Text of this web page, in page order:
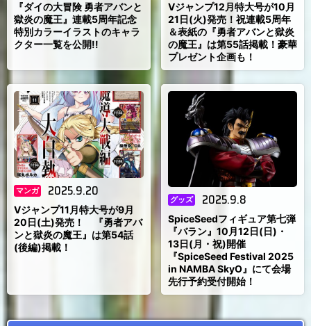
『ダイの大冒険 勇者アバンと
獄炎の魔王』連載5周年記念
特別カラーイラストのキャラ
クター一覧を公開!!
Vジャンプ12月特大号が10月
21日(火)発売！祝連載5周年
＆表紙の『勇者アバンと獄炎
の魔王』は第55話掲載！豪華
プレゼント企画も！
マンガ 2025.9.20
Vジャンプ11月特大号が9月
20日(土)発売！ 『勇者アバ
ンと獄炎の魔王』は第54話
(後編)掲載！
グッズ 2025.9.8
SpiceSeedフィギュア第七弾
『バラン』10月12日(日)・
13日(月・祝)開催
『SpiceSeed Festival 2025
in NAMBA SkyO』にて会場
先行予約受付開始！